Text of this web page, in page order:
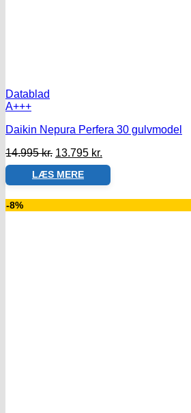
Datablad
A+++
Daikin Nepura Perfera 30 gulvmodel
14.995kr. Den
oprindelige
pris
var:
14.995 kr..
13.795 kr.
aktuelle
er:
13.795 kr..
LÆS MERE
-8%